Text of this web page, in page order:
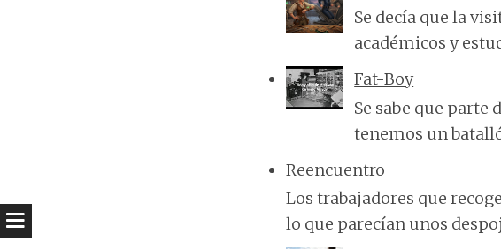
Se decía que la
académicos y
Fat-Boy
Se sabe que
tenemos un
Reencuentro
Los trabajadores que
lo que parecían unos